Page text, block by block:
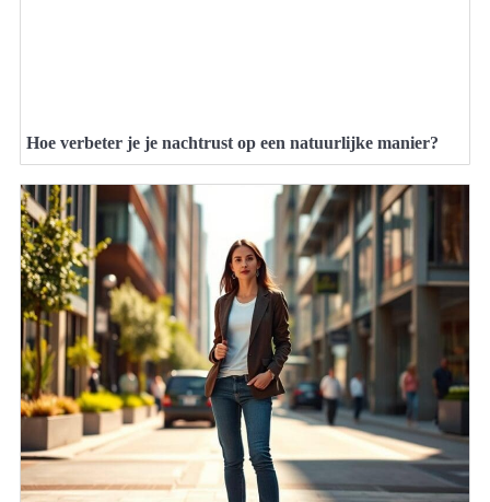
Hoe verbeter je je nachtrust op een natuurlijke manier?